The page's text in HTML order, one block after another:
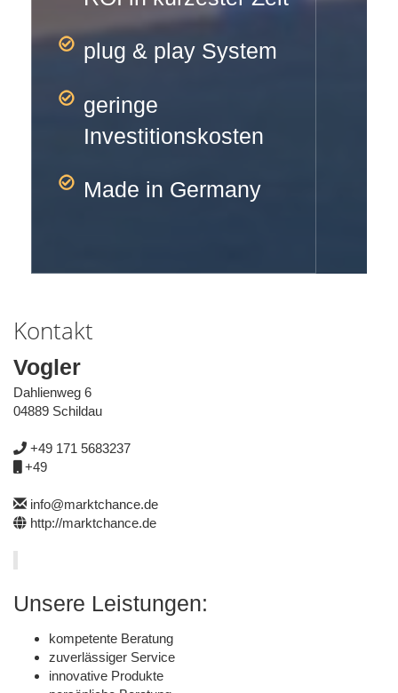
plug & play System
geringe
Investitionskosten
Made in Germany
Kontakt
Vogler
Dahlienweg 6
04889 Schildau
+49 171 5683237
+49
info@marktchance.de
http://marktchance.de
Unsere Leistungen:
kompetente Beratung
zuverlässiger Service
innovative Produkte